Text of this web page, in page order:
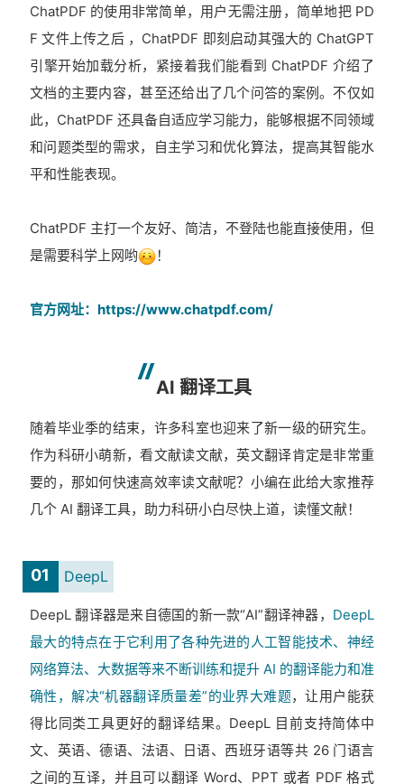
ChatPDF 的使用非常简单，用户无需注册，简单地把 PD
F 文件上传之后 ，ChatPDF 即刻启动其强大的 ChatGPT
引擎开始加载分析，紧接着我们能看到 ChatPDF 介绍了
文档的主要内容，甚至还给出了几个问答的案例。不仅如
此，ChatPDF 还具备自适应学习能力，能够根据不同领域
和问题类型的需求，自主学习和优化算法，提高其智能水
平和性能表现。
ChatPDF 主打一个友好、简洁，不登陆也能直接使用，但
是需要科学上网哟
！
官方网址：https://www.chatpdf.com/
AI 翻译工具
随着毕业季的结束，许多科室也迎来了新一级的研究生。
作为科研小萌新，看文献读文献，英文翻译肯定是非常重
要的，那如何快速高效率读文献呢？小编在此给大家推荐
几个 AI 翻译工具，助力科研小白尽快上道，读懂文献！
01 DeepL
DeepL 翻译器是来自德国的新一款“AI”翻译神器， DeepL
最大的特点在于它利用了各种先进的人工智能技术、神经
网络算法、大数据等来不断训练和提升 AI 的翻译能力和准
确性，解决“机器翻译质量差”的业界大难题，让用户能获
得比同类工具更好的翻译结果。DeepL 目前支持简体中
文、英语、德语、法语、日语、西班牙语等共 26 门语言
之间的互译，并且可以翻译 Word、PPT 或者 PDF 格式